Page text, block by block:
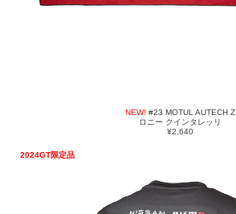
NEW! #23 MOTUL AUTECH Z
ロニー クインタレッリ
¥2,640
2024GT限定品